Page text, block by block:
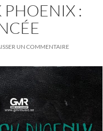
PHOENIX :
UN COMMENTAIRE